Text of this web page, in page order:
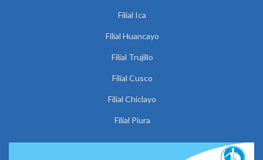
Filial Ica
Filial Huancayo
Filial Trujillo
Filial Cusco
Filial Chiclayo
Filial Piura